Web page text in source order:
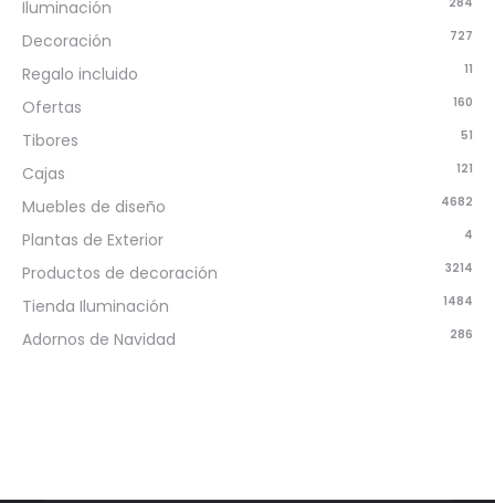
Iluminación
Decoración 727
Regalo incluido 11
Ofertas 160
Tibores 51
Cajas 121
Muebles de diseño 4682
Plantas de Exterior 4
Productos de decoración 3214
Tienda Iluminación 1484
Adornos de Navidad 286